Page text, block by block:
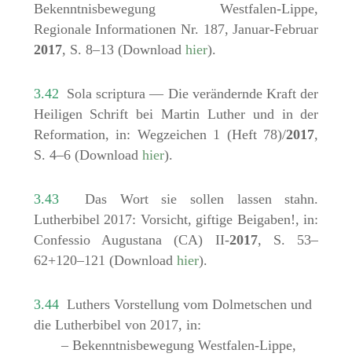
Bekenntnisbewegung Westfalen-Lippe,
Regionale Informationen Nr. 187, Januar-Februar
2017, S. 8–13 (Download hier).
3.42 Sola scriptura — Die verändernde Kraft der
Heiligen Schrift bei Martin Luther und in der
Reformation, in: Wegzeichen 1 (Heft 78)/2017,
S. 4–6 (Download hier).
3.43
Das Wort sie sollen lassen stahn.
Lutherbibel 2017: Vorsicht, giftige Beigaben!, in:
Confessio Augustana (CA) II-2017, S. 53–
62+120–121 (Download hier).
3.44Luthers Vorstellung vom Dolmetschen und
die Lutherbibel von 2017, in:
– Bekenntnisbewegung Westfalen-Lippe,